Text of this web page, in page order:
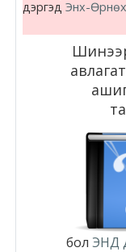
Docs
жишээ
дэргэдЭнх-
болЭНД